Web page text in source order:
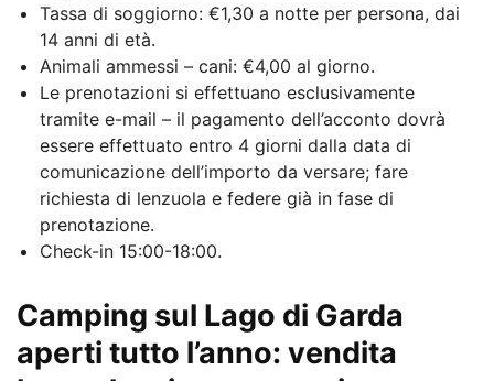
Tassa di soggiorno: €1,30 a notte per persona, dai
14 anni di età.
Animali ammessi – cani: €4,00 al giorno.
Le prenotazioni si effettuano esclusivamente
tramite e-mail – il pagamento dell’acconto dovrà
essere effettuato entro 4 giorni dalla data di
comunicazione dell’importo da versare; fare
richiesta di lenzuola e federe già in fase di
prenotazione.
Check-in 15:00-18:00.
Camping sul Lago di Garda
aperti tutto l’anno: vendita